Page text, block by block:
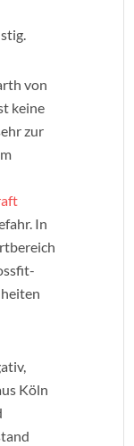
von
keine
zur
In
Köln